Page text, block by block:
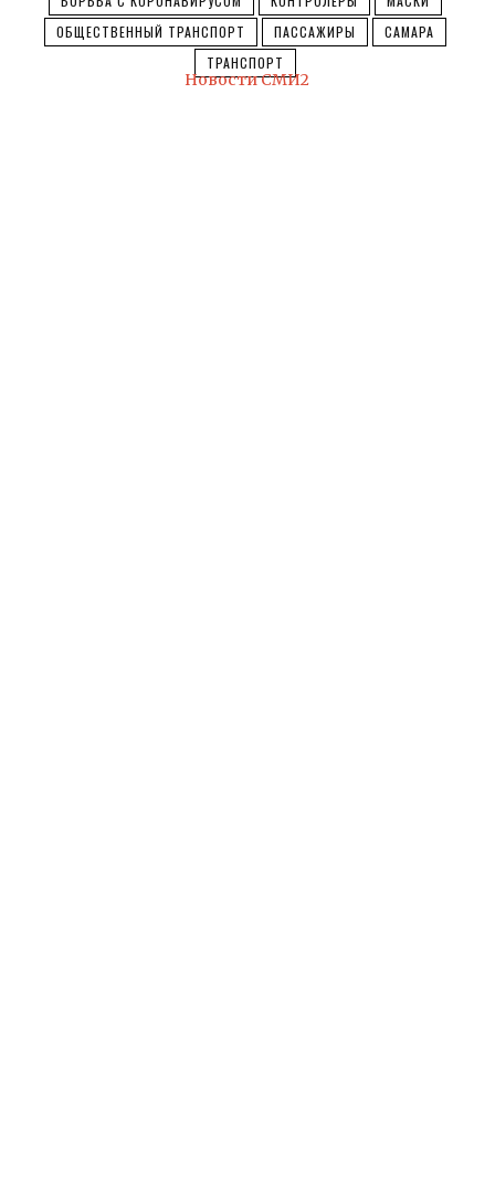
ОБЩЕСТВЕННЫЙ ТРАНСПОРТ
ПАССАЖИРЫ
САМАРА
ТРАНСПОРТ
Новости СМИ2